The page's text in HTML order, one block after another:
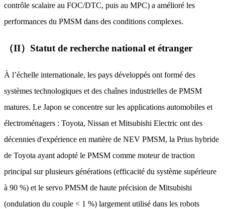
contrôle scalaire au FOC/DTC, puis au MPC) a amélioré les
performances du PMSM dans des conditions complexes.
（II）Statut de recherche national et étranger
À l’échelle internationale, les pays développés ont formé des
systèmes technologiques et des chaînes industrielles de PMSM
matures. Le Japon se concentre sur les applications automobiles et
électroménagers : Toyota, Nissan et Mitsubishi Electric ont des
décennies d'expérience en matière de NEV PMSM, la Prius hybride
de Toyota ayant adopté le PMSM comme moteur de traction
principal sur plusieurs générations (efficacité du système supérieure
à 90 %) et le servo PMSM de haute précision de Mitsubishi
(ondulation du couple < 1 %) largement utilisé dans les robots